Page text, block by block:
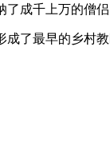
成千上万的僧
了最早的乡村教